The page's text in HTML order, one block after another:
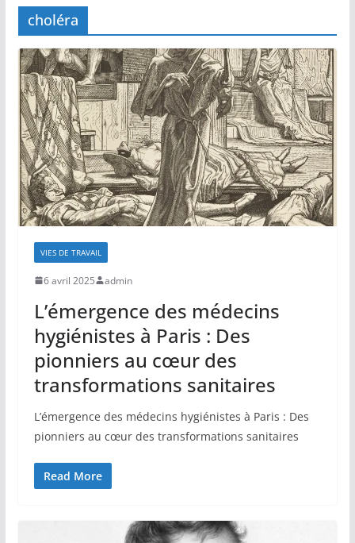
choléra
VIES DE TRAVAIL
6 avril 2025 admin
L’émergence des médecins
hygiénistes à Paris : Des
pionniers au cœur des
transformations sanitaires
L’émergence des médecins hygiénistes à Paris : Des
pionniers au cœur des transformations sanitaires
Read More